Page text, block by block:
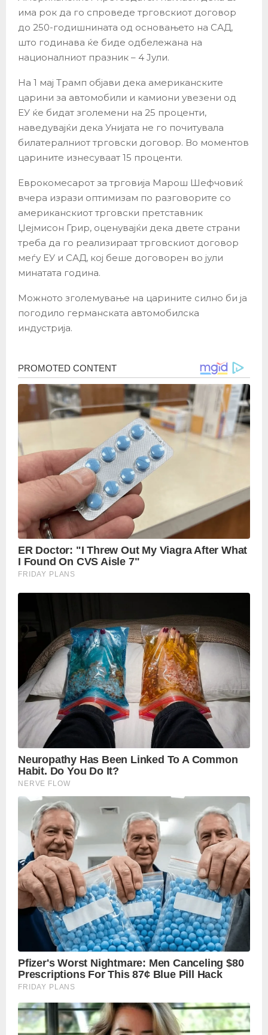
има рок да го спроведе трговскиот договор
до 250-годишнината од основањето на САД,
што годинава ќе биде одбележана на
националниот празник – 4 Јули.
На 1 мај Трамп објави дека американските
царини за автомобили и камиони увезени од
ЕУ ќе бидат зголемени на 25 проценти,
наведувајќи дека Унијата не го почитувала
билатералниот трговски договор. Во моментов
царините изнесуваат 15 проценти.
Еврокомесарот за трговија Марош Шефчовиќ
вчера изрази оптимизам по разговорите со
американскиот трговски претставник
Џејмисон Грир, оценувајќи дека двете страни
треба да го реализираат трговскиот договор
меѓу ЕУ и САД, кој беше договорен во јули
минатата година.
Можното зголемување на царините силно би ја
погодило германската автомобилска
индустрија.